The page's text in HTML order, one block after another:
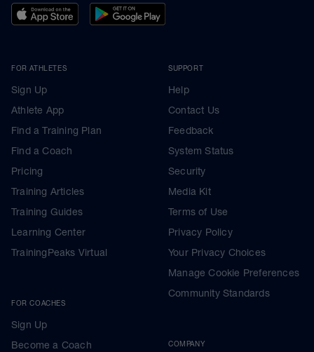
FOR ATHLETES
Sign Up
Athlete App
Find a Training Plan
Find a Coach
Pricing
Training Articles
Training Guides
Learning Center
TrainingPeaks Virtual
FOR COACHES
Sign Up
Become a Coach
SUPPORT
Help
Contact Us
Feedback
System Status
Security
Media Kit
Terms of Use
Privacy Policy
Your Privacy Choices
Manage Cookie Preferences
Community Standards
COMPANY